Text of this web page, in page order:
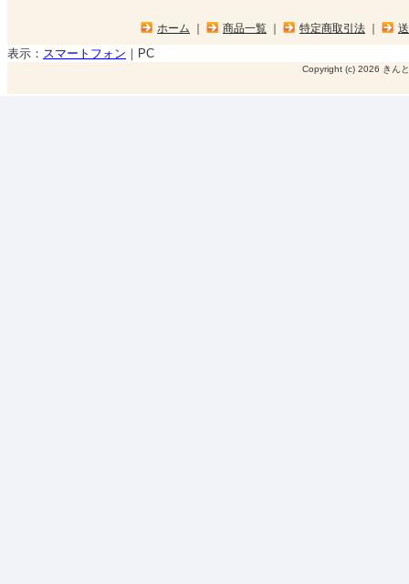
ホーム ｜ 商品一覧 ｜ 特定商取引法 ｜
表示： スマートフォン ｜ PC
Copyright (c) 2026 きん